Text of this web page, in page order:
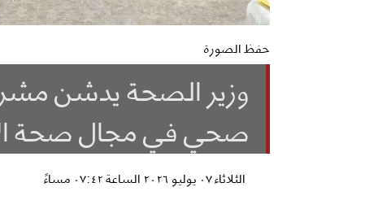
حفظ الصورة
صحي في مجال صحة
الثلاثاء ٠٧ يوليو ٢٠٢٦ الساعة ٠٧:٤٢ مساءً